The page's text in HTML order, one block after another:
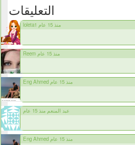
التعليقات
loleta1 منذ 15 عام
Reem منذ 15 عام
Eng Ahmed منذ 15 عام
عبد المنعم منذ 15 عام
Eng Ahmed منذ 15 عام